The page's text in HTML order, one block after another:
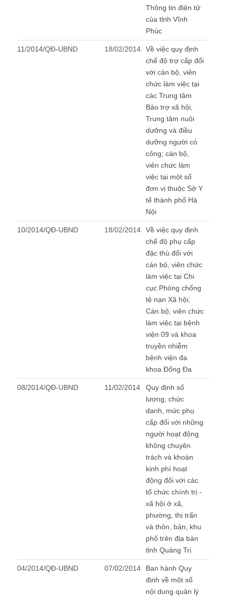
Thông tin điện tử
của tỉnh Vĩnh
Phúc
11/2014/QĐ-UBND 18/02/2014
Về việc quy định
chế độ trợ cấp đối
với cán bộ, viên
chức làm việc tại
các Trung tâm
Bảo trợ xã hội,
Trung tâm nuôi
dưỡng và điều
dưỡng người có
công; cán bộ,
viên chức làm
việc tại một số
đơn vị thuộc Sở Y
tế thành phố Hà
Nội
10/2014/QĐ-UBND 18/02/2014
Về việc quy định
chế độ phụ cấp
đặc thù đối với
cán bộ, viên chức
làm việc tại Chi
cục Phòng chống
tệ nạn Xã hội;
Cán bộ, viên chức
làm việc tại bệnh
viện 09 và khoa
truyền nhiễm
bệnh viện đa
khoa Đống Đa
08/2014/QĐ-UBND 11/02/2014
Quy định số
lượng, chức
danh, mức phụ
cấp đối với những
người hoạt động
không chuyên
trách và khoán
kinh phí hoạt
động đối với các
tổ chức chính trị -
xã hội ở xã,
phường, thị trấn
và thôn, bản, khu
phố trên địa bàn
tỉnh Quảng Trị
04/2014/QĐ-UBND 07/02/2014
Ban hành Quy
định về một số
nội dung quản lý